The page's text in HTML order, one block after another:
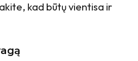
kad būtų vientisa ir